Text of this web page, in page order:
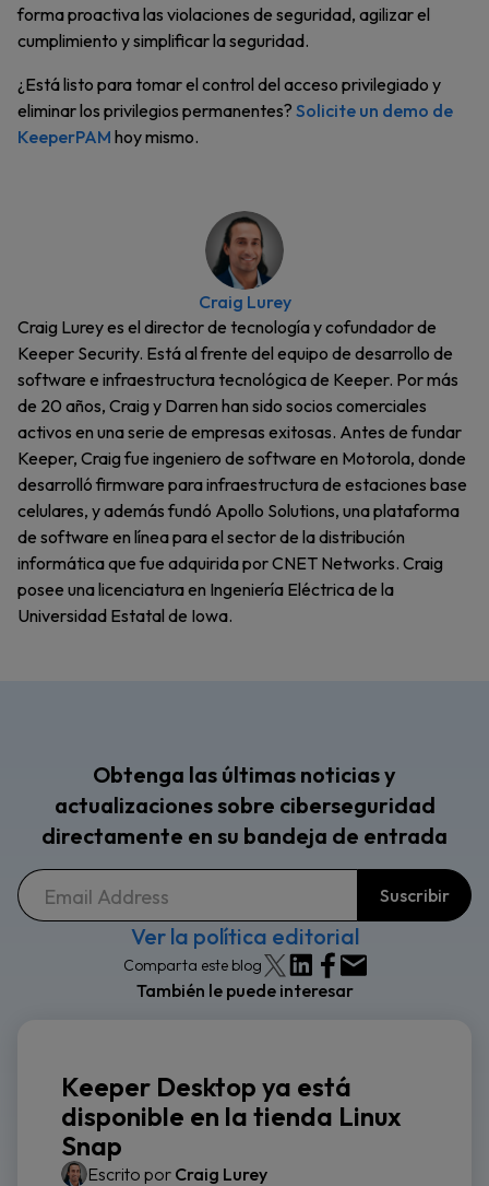
forma proactiva las violaciones de seguridad, agilizar el
cumplimiento y simplificar la seguridad.
¿Está listo para tomar el control del acceso privilegiado y
eliminar los privilegios permanentes? Solicite un demo de
KeeperPAM hoy mismo.
Craig Lurey
Craig Lurey es el director de tecnología y cofundador de
Keeper Security. Está al frente del equipo de desarrollo de
software e infraestructura tecnológica de Keeper. Por más
de 20 años, Craig y Darren han sido socios comerciales
activos en una serie de empresas exitosas. Antes de fundar
Keeper, Craig fue ingeniero de software en Motorola, donde
desarrolló firmware para infraestructura de estaciones base
celulares, y además fundó Apollo Solutions, una plataforma
de software en línea para el sector de la distribución
informática que fue adquirida por CNET Networks. Craig
posee una licenciatura en Ingeniería Eléctrica de la
Universidad Estatal de Iowa.
Obtenga las últimas noticias y
actualizaciones sobre ciberseguridad
directamente en su bandeja de entrada
Ver la política editorial
Comparta este blog
También le puede interesar
Keeper Desktop ya está
disponible en la tienda Linux
Snap
Escrito por Craig Lurey